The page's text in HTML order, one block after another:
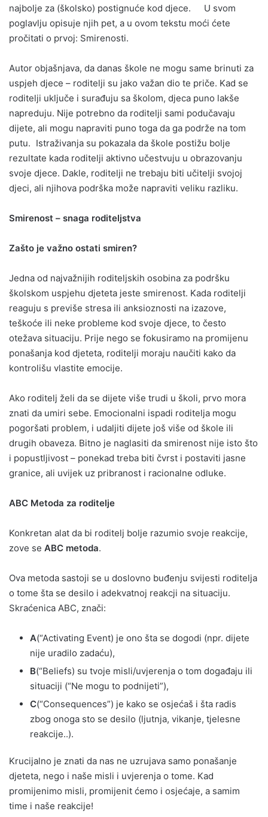
najbolje za (školsko) postignuće kod djece. U svom
poglavlju opisuje njih pet, a u ovom tekstu moći ćete
pročitati o prvoj: Smirenosti.
Autor objašnjava, da danas škole ne mogu same brinuti za
uspjeh djece – roditelji su jako važan dio te priče. Kad se
roditelji uključe i surađuju sa školom, djeca puno lakše
napreduju. Nije potrebno da roditelji sami podučavaju
dijete, ali mogu napraviti puno toga da ga podrže na tom
putu. Istraživanja su pokazala da škole postižu bolje
rezultate kada roditelji aktivno učestvuju u obrazovanju
svoje djece. Dakle, roditelji ne trebaju biti učitelji svojoj
djeci, ali njihova podrška može napraviti veliku razliku.
Smirenost – snaga roditeljstva
Zašto je važno ostati smiren?
Jedna od najvažnijih roditeljskih osobina za podršku
školskom uspjehu djeteta jeste smirenost. Kada roditelji
reaguju s previše stresa ili anksioznosti na izazove,
teškoće ili neke probleme kod svoje djece, to često
otežava situaciju. Prije nego se fokusiramo na promijenu
ponašanja kod djeteta, roditelji moraju naučiti kako da
kontrolišu vlastite emocije.
Ako roditelj želi da se dijete više trudi u školi, prvo mora
znati da umiri sebe. Emocionalni ispadi roditelja mogu
pogoršati problem, i udaljiti dijete još više od škole ili
drugih obaveza. Bitno je naglasiti da smirenost nije isto što
i popustljivost – ponekad treba biti čvrst i postaviti jasne
granice, ali uvijek uz pribranost i racionalne odluke.
ABC Metoda za roditelje
Konkretan alat da bi roditelj bolje razumio svoje reakcije,
zove se ABC metoda.
Ova metoda sastoji se u doslovno buđenju svijesti roditelja
o tome šta se desilo i adekvatnoj reakcji na situaciju.
Skraćenica ABC, znači:
A(“Activating Event) je ono šta se dogodi (npr. dijete
nije uradilo zadaću),
B(“Beliefs) su tvoje misli/uvjerenja o tom događaju ili
situaciji (“Ne mogu to podnijeti”),
C(“Consequences”) je kako se osjećaš i šta radis
zbog onoga sto se desilo (ljutnja, vikanje, tjelesne
reakcije..).
Krucijalno je znati da nas ne uzrujava samo ponašanje
djeteta, nego i naše misli i uvjerenja o tome. Kad
promijenimo misli, promijenit ćemo i osjećaje, a samim
time i naše reakcije!